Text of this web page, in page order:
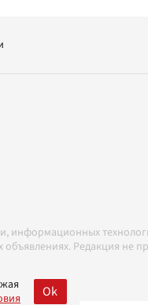
информационных
Редакция не
Ok